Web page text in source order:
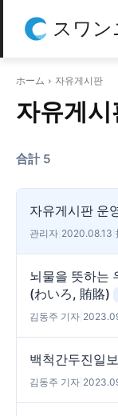
スワン
ホーム 자유게시판
자유게시
合計 5
자유게시판 운
관리자 2020.08.13
뇌물을 뜻하는
(わいろ, 賄賂)
김동주 기자
백척간두진일
김동주 기자